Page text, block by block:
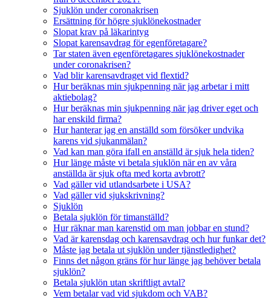
Sjuklön under coronakrisen
Ersättning för högre sjuklönekostnader
Slopat krav på läkarintyg
Slopat karensavdrag för egenföretagare?
Tar staten även egenföretagares sjuklönekostnader
under coronakrisen?
Vad blir karensavdraget vid flextid?
Hur beräknas min sjukpenning när jag arbetar i mitt
aktiebolag?
Hur beräknas min sjukpenning när jag driver eget och
har enskild firma?
Hur hanterar jag en anställd som försöker undvika
karens vid sjukanmälan?
Vad kan man göra ifall en anställd är sjuk hela tiden?
Hur länge måste vi betala sjuklön när en av våra
anställda är sjuk ofta med korta avbrott?
Vad gäller vid utlandsarbete i USA?
Vad gäller vid sjukskrivning?
Sjuklön
Betala sjuklön för timanställd?
Hur räknar man karenstid om man jobbar en stund?
Vad är karensdag och karensavdrag och hur funkar det?
Måste jag betala ut sjuklön under tjänstledighet?
Finns det någon gräns för hur länge jag behöver betala
sjuklön?
Betala sjuklön utan skriftligt avtal?
Vem betalar vad vid sjukdom och VAB?